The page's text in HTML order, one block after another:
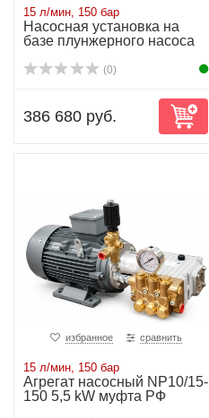
15 л/мин, 150 бар
Насосная установка на
базе плунжерного насоса
(0)
386 680 руб.
избранное сравнить
15 л/мин, 150 бар
Агрегат насосный NP10/15-
150 5,5 kW муфта РФ